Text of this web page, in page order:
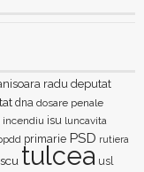
radu deputat
dna dosare penale
incendiu isu luncavita
primarie PSD rutiera
tulcea usl